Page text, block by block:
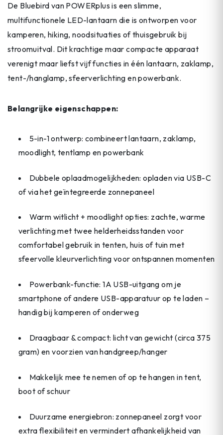
De Bluebird van POWERplus is een slimme,
multifunctionele LED-lantaarn die is ontworpen voor
kamperen, hiking, noodsituaties of thuisgebruik bij
stroomuitval. Dit krachtige maar compacte apparaat
verenigt maar liefst vijf functies in één lantaarn, zaklamp,
tent-/hanglamp, sfeerverlichting en powerbank.
Belangrijke eigenschappen:
5-in-1 ontwerp: combineert lantaarn, zaklamp,
moodlight, tentlamp en powerbank
Dubbele oplaadmogelijkheden: opladen via USB-C
of via het geïntegreerde zonnepaneel
Warm witlicht + moodlight opties: zachte, warme
verlichting met twee helderheidsstanden voor
comfortabel gebruik in tenten, huis of tuin met
sfeervolle kleurverlichting voor ontspannen momenten
Powerbank-functie: 1A USB-uitgang om je
smartphone of andere USB-apparatuur op te laden –
handig bij kamperen of onderweg
Draagbaar & compact: licht van gewicht (circa 375
gram) en voorzien van handgreep/hanger
Makkelijk mee te nemen of op te hangen in tent,
boot of schuur
Duurzame energiebron: zonnepaneel zorgt voor
extra flexibiliteit en vermindert afhankelijkheid van